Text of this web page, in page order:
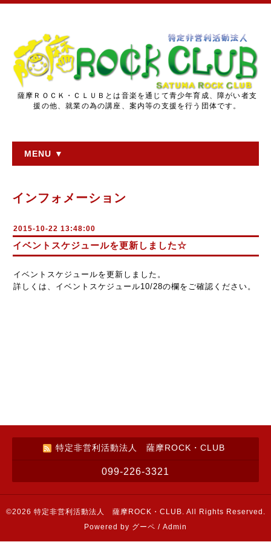
薩摩ＲＯＣＫ・ＣＬＵＢとは音楽を通じて青少年育成、障がい者支
援の他、就業の為の講座、案内等の支援を行う団体です。
MENU ▼
インフォメーション
2015-10-22 13:48:00
イベントスケジュールを更新しました☆
イベントスケジュールを更新しました。
詳しくは、イベントスケジュール10/28の欄をご確認ください。
特定非営利活動法人 薩摩ROCK・CLUB
099-226-3321
©2026 特定非営利活動法人 薩摩ROCK・CLUB. All Rights Reserved.
Powered by グーペ / Admin